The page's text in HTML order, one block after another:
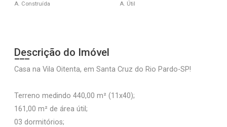
A. Construída A. Útil
Descrição do Imóvel
Casa na Vila Oitenta, em Santa Cruz do Rio Pardo-SP!
Terreno medindo 440,00 m² (11x40);
161,00 m² de área útil;
03 dormitórios;